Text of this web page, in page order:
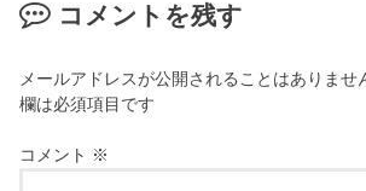
コメントを残す
メールアドレスが公開されることはありませ
欄は必須項目です
コメント ※